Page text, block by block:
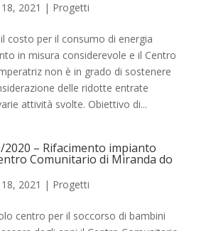
2021 | Progetti
costo per il consumo di energia
in misura considerevole e il Centro
non è in grado di sostenere
delle ridotte entrate
attività svolte. Obiettivo di...
– Rifacimento impianto
Comunitario di Miranda do
2021 | Progetti
centro per il soccorso di bambini